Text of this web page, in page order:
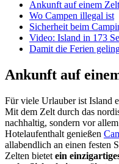
Ankunft auf einem
Wo Campen illegal ist
Sicherheit beim
Video: Island in 173
Damit die Ferien
Ankunft auf
Für viele Urlauber ist Island
Mit dem Zelt durch das
nachhaltig, sondern vor
Hotelaufenthalt genießen
allabendlich an einen festen
Zelten bietet ein